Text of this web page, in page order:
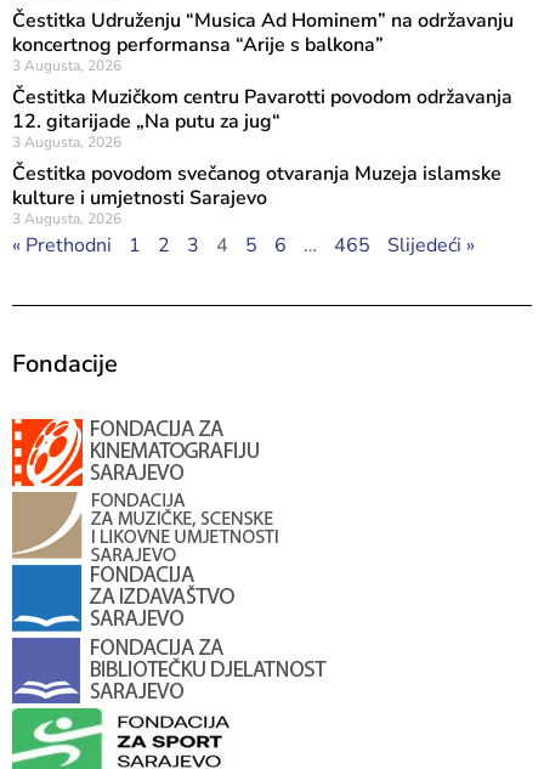
Čestitka Udruženju “Musica Ad Hominem” na održavanju
koncertnog performansa “Arije s balkona”
3 Augusta, 2026
Čestitka Muzičkom centru Pavarotti povodom održavanja
12. gitarijade „Na putu za jug“
3 Augusta, 2026
Čestitka povodom svečanog otvaranja Muzeja islamske
kulture i umjetnosti Sarajevo
3 Augusta, 2026
« Prethodni 1 2 3 4 5 6 … 465 Slijedeći »
Fondacije